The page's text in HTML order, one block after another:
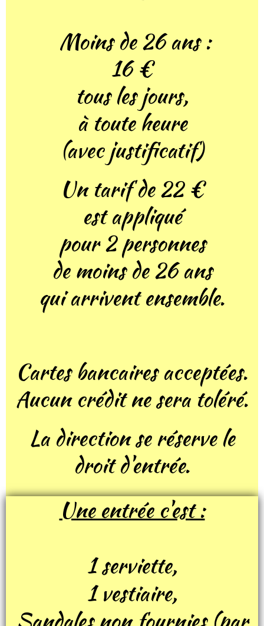
Moinsde 26 ans :
16 €
tous les jours,
à toute heure
(avec justificatif)
Un tarif de 22 €
est appliqué
pour 2 personnes
de moins de 26 ans
qui arrivent ensemble.
Cartes bancaires acceptées.
Aucun crédit ne sera toléré.
La direction se réserve le
droit d'entrée.
Une entrée c'est :
1 serviette,
1 vestiaire,